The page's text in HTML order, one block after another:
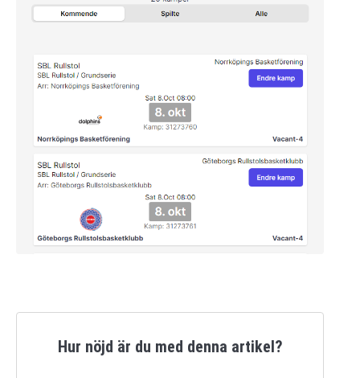
Hur nöjd är du med denna artikel?